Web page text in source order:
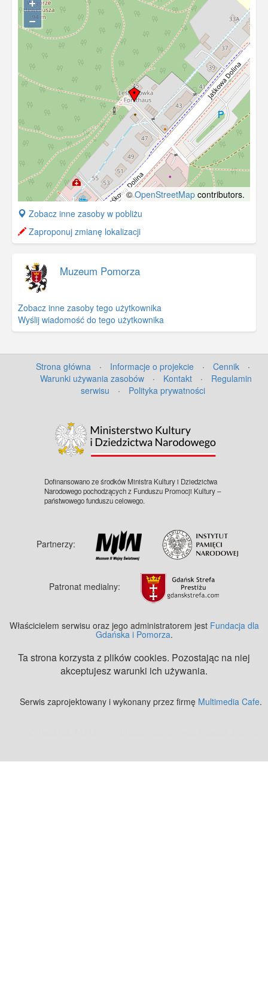
−
©OpenStreetMap contributors.
+
−
Zobacz inne zasoby w pobliżu
Zaproponuj zmianę lokalizacji
Muzeum Pomorza
Zobacz inne zasoby tego użytkownika
Wyślij wiadomość do tego użytkownika
Strona główna · Informacje o projekcie · Cennik
·
Warunki używania zasobów
· Kontakt ·
Regulamin
serwisu
· Polityka prywatności
Dofinansowano ze środków Ministra Kultury i Dziedzictwa
Narodowego pochodzących z Funduszu Promocji Kultury –
państwowego funduszu celowego.
Partnerzy:
Patronat medialny:
Właścicielem serwisu oraz jego administratorem jest Fundacja dla
Gdańska i Pomorza.
Ta strona korzysta z plików cookies. Pozostając na niej
akceptujesz warunki ich używania.
Serwis zaprojektowany i wykonany przez firmę Multimedia Cafe.